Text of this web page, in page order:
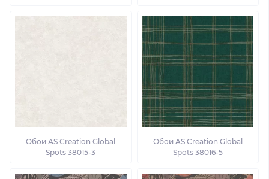
Обои AS Creation Global
Spots 38015-3
Обои AS Creation Global
Spots 38016-5